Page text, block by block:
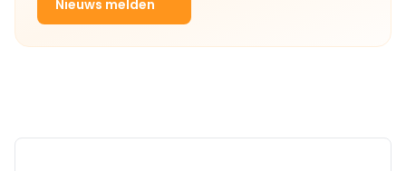
Nieuws melden